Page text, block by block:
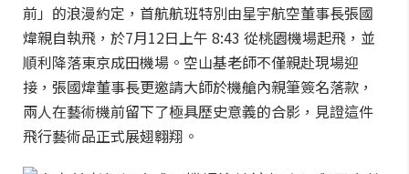
前」的浪漫約定，首航航班特別由星宇航空董事長張國
煒親自執飛，於7月12日上午 8:43 從桃園機場起飛，並
順利降落東京成田機場。空山基老師不僅親赴現場迎
接，張國煒董事長更邀請大師於機艙內親筆簽名落款，
兩人在藝術機前留下了極具歷史意義的合影，見證這件
飛行藝術品正式展翅翱翔。